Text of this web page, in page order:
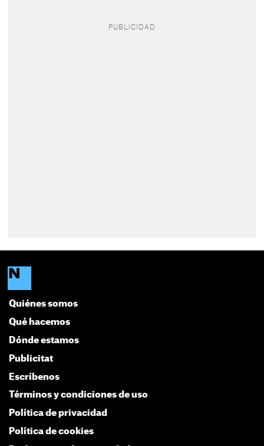
Quiénes somos
Qué hacemos
Dónde estamos
Publicitat
Escríbenos
Términos y condiciones de uso
Política de privacidad
Política de cookies